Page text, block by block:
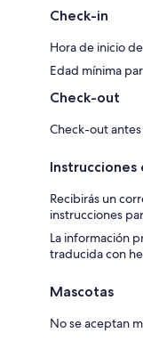
Check-in
Hora de inicio
Edad mínima
Check-out
Check-out
Instrucciones
Recibirás un
instrucciones
La información
traducida con
Mascotas
No se aceptan